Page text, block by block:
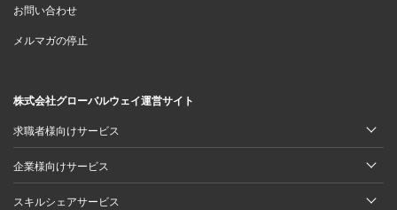
お問い合わせ
メルマガの停止
株式会社グローバルウェイ運営サイト
求職者様向けサービス
企業様向けサービス
スキルシェアサービス